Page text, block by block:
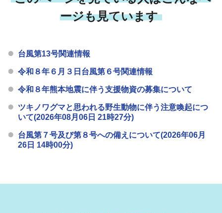
ージも見ています
台風第13号関連情報
令和８年６月３日台風第６号関連情報
令和８年熊本地震に伴う支援物資の募集について
ツキノワグマと思われる野生動物に伴う注意喚起につ
いて(2026年08月06日 21時27分)
台風第７号及び第８号への備えについて(2026年06月
26日 14時00分)